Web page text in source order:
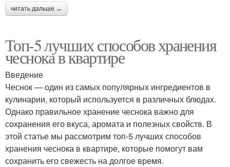
читать дальше →
Топ-5 лучших способов хранения
чеснока в квартире
Введение
Чеснок — один из самых популярных ингредиентов в
кулинарии, который используется в различных блюдах.
Однако правильное хранение чеснока важно для
сохранения его вкуса, аромата и полезных свойств. В
этой статье мы рассмотрим топ-5 лучших способов
хранения чеснока в квартире, которые помогут вам
сохранить его свежесть на долгое время.